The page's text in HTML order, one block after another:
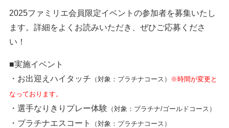
2025ファミリエ会員限定イベントの参加者を募集いたし
ます。詳細をよくお読みいただき、ぜひご応募くださ
い！
■実施イベント
・お出迎えハイタッチ （対象：プラチナコース）
※時間が変更と
なっております。
・選手なりきりプレー体験 （対象：プラチナ/ゴールドコース）
・プラチナエスコート （対象：プラチナコース）